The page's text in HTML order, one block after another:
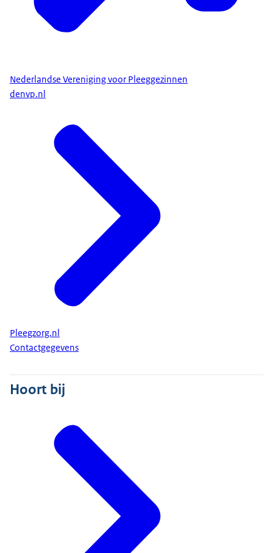
Nederlandse Vereniging voor Pleeggezinnen
denvp.nl
Pleegzorg.nl
Contactgegevens
Hoort bij